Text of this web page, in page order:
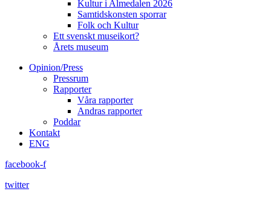
Kultur i Almedalen 2026
Samtidskonsten sporrar
Folk och Kultur
Ett svenskt museikort?
Årets museum
Opinion/Press
Pressrum
Rapporter
Våra rapporter
Andras rapporter
Poddar
Kontakt
ENG
facebook-f
twitter